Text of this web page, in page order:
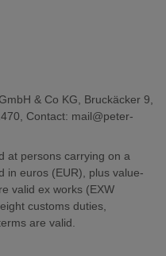
& Co KG, Bruckäcker 9,
Contact: mail@peter-
at persons carrying on a
in euros (EUR), plus value-
valid ex works (EXW
customs duties,
are valid.